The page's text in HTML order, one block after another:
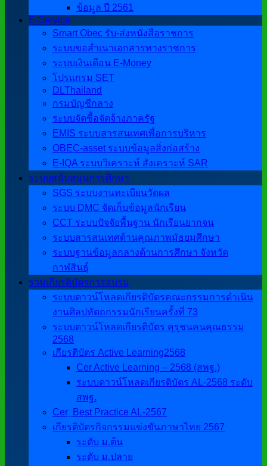
ข้อมูล ปี 2561
E-Service
Smart Obec รับ-ส่งหนังสือราชการ
ระบบขอสำเนาเอกสารทางราชการ
ระบบเงินเดือน E-Money
โปรแกรม SET
DLThailand
กรมบัญชีกลาง
ระบบจัดซื้อจัดจ้างภาครัฐ
EMIS ระบบสารสนเทศเพื่อการบริหาร
OBEC-asset ระบบข้อมูลสิ่งก่อสร้าง
E-IQA ระบบวิเคราะห์ สังเคราะห์ SAR
ระบบสนับสนุนการศึกษา
SGS ระบบงานทะเบียนวัดผล
ระบบ DMC จัดเก็บข้อมูลนักเรียน
CCT ระบบปัจจัยพื้นฐาน นักเรียนยากจน
ระบบสารสนเทศด้านคุณภาพมัธยมศึกษา
ระบบฐานข้อมูลกลางด้านการศึกษา จังหวัด
กาฬสินธุ์
รวมเกียรติบัตรการอบรม
ระบบดาวน์โหลดเกียรติบัตรคณะกรรมการดำเนิน
งานศิลปหัตถกรรมนักเรียนครั้งที่ 73
ระบบดาวน์โหลดเกียรติบัตร คุรุชนคนคุณธรรม
2568
เกียรติบัตร Active Learning2568
Cer Active Learning – 2568 (สพฐ.)
ระบบดาวน์โหลดเกียรติบัตร AL-2568 ระดับ
สพฐ.
Cer ฺ Best Practice AL-2567
เกียรติบัตรกิจกรรมแข่งขันภาษาไทย 2567
ระดับ ม.ต้น
ระดับ ม.ปลาย